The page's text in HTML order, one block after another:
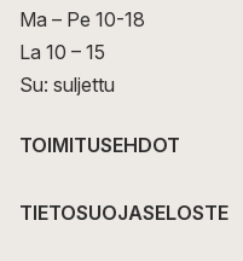
Ma – Pe 10-18
La 10 – 15
Su: suljettu
TOIMITUSEHDOT
TIETOSUOJASELOSTE